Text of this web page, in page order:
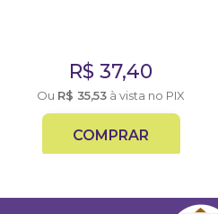
R$37,40
Ou R$ 35,53 à vista no PIX
COMPRAR